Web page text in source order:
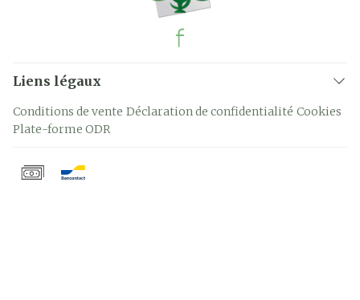
Liens légaux
Conditions de vente Déclaration de confidentialité Cookies
Plate-forme ODR